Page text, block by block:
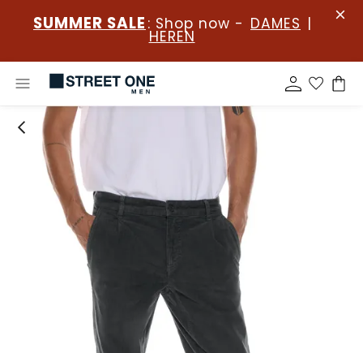
SUMMER SALE : Shop now - DAMES |
HEREN